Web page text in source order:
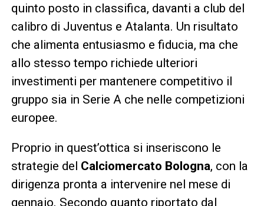
quinto posto in classifica, davanti a club del
calibro di Juventus e Atalanta. Un risultato
che alimenta entusiasmo e fiducia, ma che
allo stesso tempo richiede ulteriori
investimenti per mantenere competitivo il
gruppo sia in Serie A che nelle competizioni
europee.
Proprio in quest’ottica si inseriscono le
strategie del Calciomercato Bologna, con la
dirigenza pronta a intervenire nel mese di
gennaio. Secondo quanto riportato dal